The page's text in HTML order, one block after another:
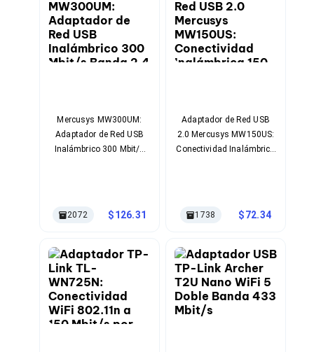
Conectores
Tapas y Cajas
Herramientas para Cables
Pinzas Ponchadoras
Probadores de Cable
Cableado Estructurado
Sujetadores de Cables
Adaptadores PC USB
Adaptadores PC Serial
Adaptadores PC IDE
Adaptadores PC Teclado
Bluetooth
Adaptadores Video
Adaptadores Video DisplayPort
Divisores de Video
Mercusys MW300UM:
Adaptador de Red USB
Inalámbrico 300 Mbit/s
2072 126.31
Adaptador de Red USB
2.0 Mercusys MW150US:
Conectividad Inalámbrica
1738 72.34